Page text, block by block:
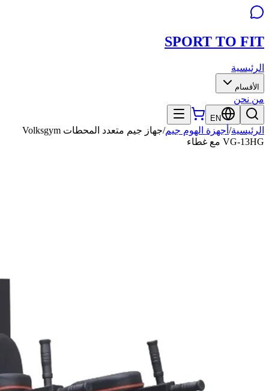
SPORT TO FIT
الرئيسية
الأقسام
من نحن
EN
الرئيسية/ أجهزة الهوم جيم/
جهاز جيم متعدد المحطات Volksgym
VG-13HG مع غطاء